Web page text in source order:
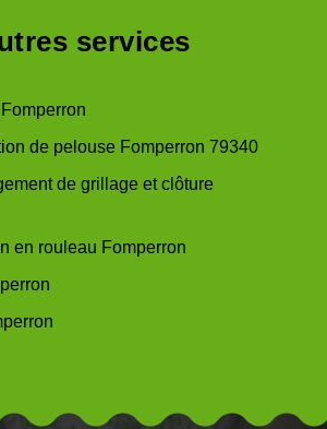
services
de pelouse Fomperron 79340
de grillage et clôture
en rouleau Fomperron